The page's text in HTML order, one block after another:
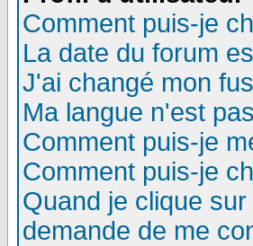
Comment puis-je
La date du forum
J'ai changé mon
Ma langue n'est
Comment puis-je
Comment puis-je
Quand je clique
demande de me